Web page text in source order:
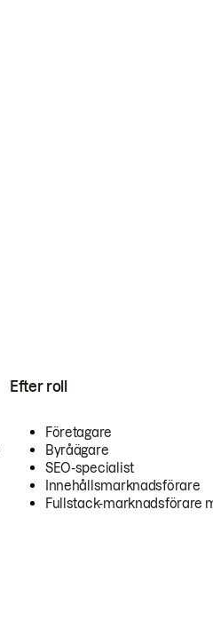
Efter roll
Företagare
Byråägare
SEO-specialist
Innehållsmarknadsförare
Fullstack-marknadsförare